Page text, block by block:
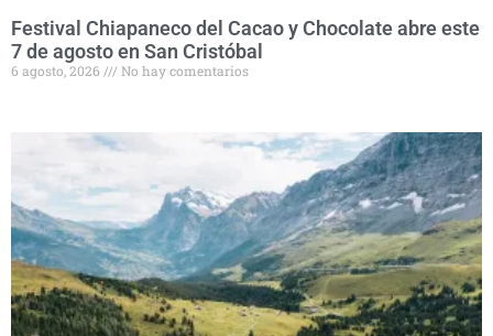
Festival Chiapaneco del Cacao y Chocolate abre este
7 de agosto en San Cristóbal
6 agosto, 2026 No hay comentarios